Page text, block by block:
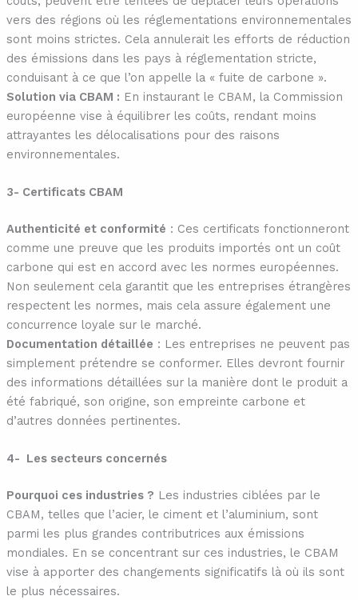
vers des régions où les réglementations environnementales
sont moins strictes. Cela annulerait les efforts de réduction
des émissions dans les pays à réglementation stricte,
conduisant à ce que l’on appelle la « fuite de carbone ».
Solution via CBAM : En instaurant le CBAM, la Commission
européenne vise à équilibrer les coûts, rendant moins
attrayantes les délocalisations pour des raisons
environnementales.
3- Certificats CBAM
Authenticité et conformité : Ces certificats fonctionneront
comme une preuve que les produits importés ont un coût
carbone qui est en accord avec les normes européennes.
Non seulement cela garantit que les entreprises étrangères
respectent les normes, mais cela assure également une
concurrence loyale sur le marché.
Documentation détaillée : Les entreprises ne peuvent pas
simplement prétendre se conformer. Elles devront fournir
des informations détaillées sur la manière dont le produit a
été fabriqué, son origine, son empreinte carbone et
d’autres données pertinentes.
4- Les secteurs concernés
Pourquoi ces industries ? Les industries ciblées par le
CBAM, telles que l’acier, le ciment et l’aluminium, sont
parmi les plus grandes contributrices aux émissions
mondiales. En se concentrant sur ces industries, le CBAM
vise à apporter des changements significatifs là où ils sont
le plus nécessaires.